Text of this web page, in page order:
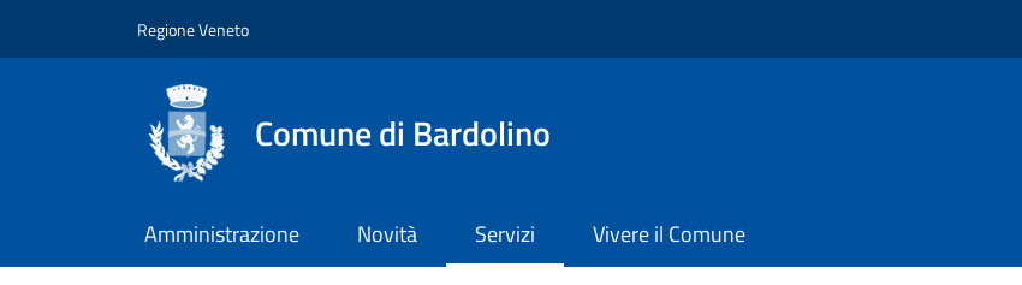
Regione Veneto
Comune di Bardolino
Amministrazione Novità Servizi Vivere il Comune